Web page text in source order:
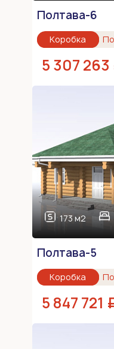
Полтава-6
Коробка
5 307
173 м2
Полтава-5
Коробка
5 847 721